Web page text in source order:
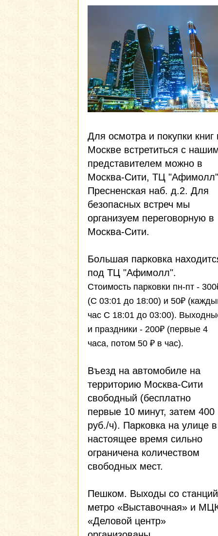
Для осмотра и покупки книг
Москве встретиться с
представителем можно в
Москва-Сити, ТЦ
Пресненская наб. д.2. Для
безопасных встреч мы
организуем переговорную в
Москва-Сити.
Большая парковка
под ТЦ "Афимолл".
Стоимость парковки пн-пт -
(С 03:01 до 18:00) и 50₽
час С 18:01 до 03:00).
и праздники - 200₽ (первые 4
часа, потом 50 ₽ в час).
Въезд на автомобиле на
территорию Москва-Сити
свободный (бесплатно
первые 10 минут, затем 400
руб./ч). Парковка на улице в
настоящее время сильно
ограничена количеством
свободных мест.
Пешком. Выходы со станций
метро «Выставочная» и
«Деловой центр»